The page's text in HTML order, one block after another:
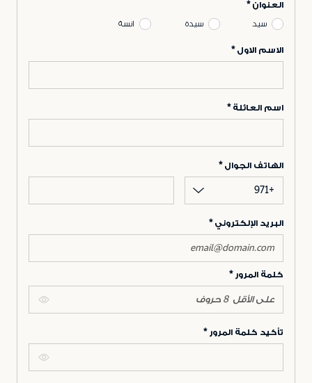
العنوان
سيد سيدة انسة
الاسم الاول
اسم العائلة
الهاتف الجوال
+971
البريد الإلكتروني
كلمة المرور
تأكيد كلمة المرور